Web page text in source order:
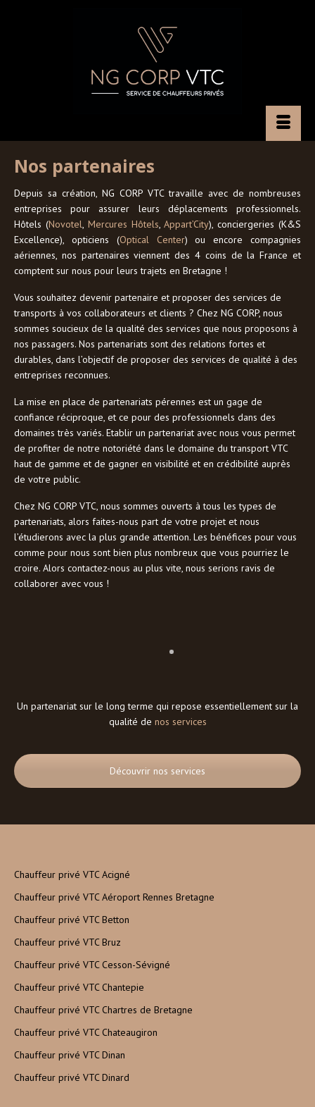
Nos partenaires
Depuis sa création, NG CORP VTC travaille avec de nombreuses
entreprises pour assurer leurs déplacements professionnels.
Hôtels (Novotel, Mercures Hôtels,Appart’City), conciergeries (K&S
Excellence), opticiens (Optical Center) ou encore compagnies
aériennes, nos partenaires viennent des 4 coins de la France et
comptent sur nous pour leurs trajets en Bretagne !
Vous souhaitez devenir partenaire et proposer des services de
transports à vos collaborateurs et clients ? Chez NG CORP, nous
sommes soucieux de la qualité des services que nous proposons à
nos passagers. Nos partenariats sont des relations fortes et
durables, dans l’objectif de proposer des services de qualité à des
entreprises reconnues.
La mise en place de partenariats pérennes est un gage de
confiance réciproque, et ce pour des professionnels dans des
domaines très variés. Etablir un partenariat avec nous vous permet
de profiter de notre notoriété dans le domaine du transport VTC
haut de gamme et de gagner en visibilité et en crédibilité auprès
de votre public.
Chez NG CORP VTC, nous sommes ouverts à tous les types de
partenariats, alors faites-nous part de votre projet et nous
l’étudierons avec la plus grande attention. Les bénéfices pour vous
comme pour nous sont bien plus nombreux que vous pourriez le
croire. Alors contactez-nous au plus vite, nous serions ravis de
collaborer avec vous !
Un partenariat sur le long terme qui repose essentiellement sur la
qualité de nos services
Découvrir nos services
Chauffeur privé VTC Acigné
Chauffeur privé VTC Aéroport Rennes Bretagne
Chauffeur privé VTC Betton
Chauffeur privé VTC Bruz
Chauffeur privé VTC Cesson-Sévigné
Chauffeur privé VTC Chantepie
Chauffeur privé VTC Chartres de Bretagne
Chauffeur privé VTC Chateaugiron
Chauffeur privé VTC Dinan
Chauffeur privé VTC Dinard